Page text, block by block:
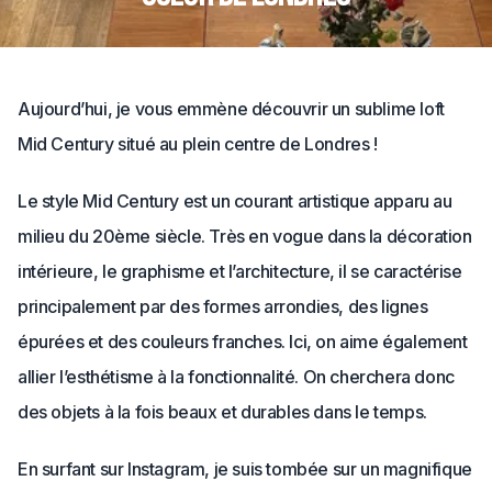
Aujourd’hui, je vous emmène découvrir un sublime loft
Mid Century situé au plein centre de Londres !
Le style Mid Century est un courant artistique apparu au
milieu du 20ème siècle. Très en vogue dans la décoration
intérieure, le graphisme et l’architecture, il se caractérise
principalement par des formes arrondies, des lignes
épurées et des couleurs franches. Ici, on aime également
allier l’esthétisme à la fonctionnalité. On cherchera donc
des objets à la fois beaux et durables dans le temps.
En surfant sur Instagram, je suis tombée sur un magnifique